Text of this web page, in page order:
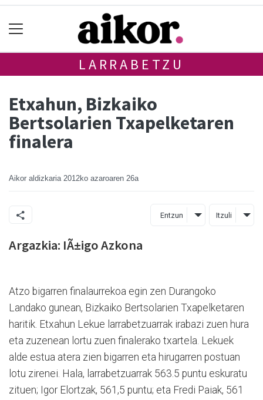
LARRABETZU
Etxahun, Bizkaiko
Bertsolarien Txapelketaren
finalera
Aikor aldizkaria 2012ko azaroaren 26a
Entzun Itzuli
Argazkia: IÃ±igo Azkona
Atzo bigarren finalaurrekoa egin zen Durangoko
Landako gunean, Bizkaiko Bertsolarien Txapelketaren
haritik. Etxahun Lekue larrabetzuarrak irabazi zuen hura
eta zuzenean lortu zuen finalerako txartela. Lekuek
alde estua atera zien bigarren eta hirugarren postuan
lotu zirenei. Hala, larrabetzuarrak 563.5 puntu eskuratu
zituen; Igor Elortzak, 561,5 puntu; eta Fredi Paiak, 561